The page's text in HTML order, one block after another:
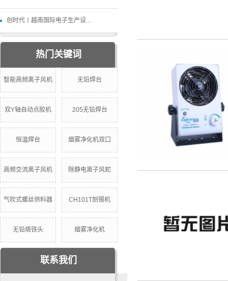
创时代丨越南国际电子生产设...
热门关键词
智能高频离子风机 无铅焊台
双Y轴自动点胶机 205无铅焊台
恒温焊台 烟雾净化机双口
高频交流离子风机 除静电离子风蛇
气吹式螺丝供料器 CH101T剖锡机
无铅烙铁头 烟雾净化机
联系我们